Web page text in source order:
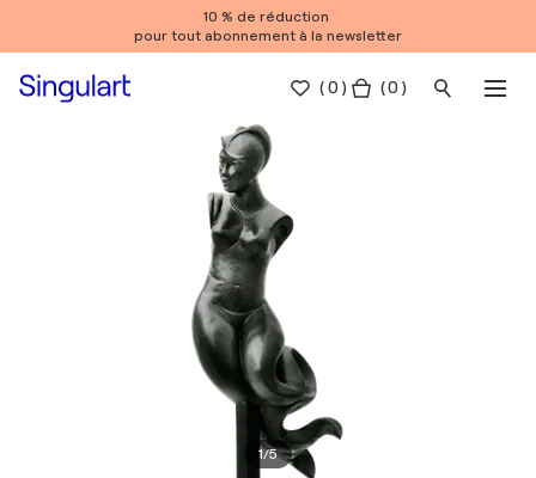
10 % de réduction
pour tout abonnement à la newsletter
(0 ) ( 0 )
1/5